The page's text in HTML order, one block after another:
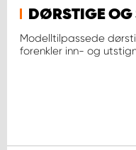
DØRSTIGE OG
Modelltilpassede
forenkler inn- og